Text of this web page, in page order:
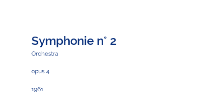
Symphonie n° 2
Orchestra
opus 4
1961